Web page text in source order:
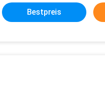
Bestpreis